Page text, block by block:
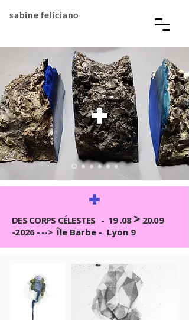
sabine feliciano
DES CORPS CÉLESTES - 19 .08> 20.09
-2026- --> Île Barbe - Lyon 9